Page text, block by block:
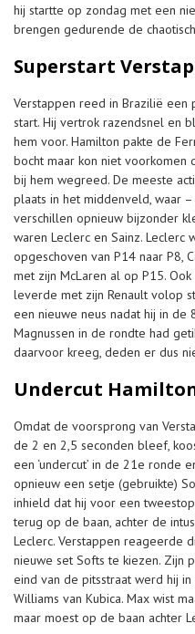
hij startte op zondag met een
brengen gedurende de
Superstart
Verstappen reed in Brazilië
start. Hij vertrok razendsnel en
hem voor. Hamilton pakte de
bocht maar kon niet voorkomen
bij hem wegreed. De meeste
plaats in het middenveld, waar
verschillen opnieuw bijzonder
waren Leclerc en Sainz. Leclerc
opgeschoven van P14 naar P8,
met zijn McLaren al op P15.
leverde met zijn Renault volop
een nieuwe neus nadat hij in de
Magnussen in de rondte had
daarvoor kreeg, deden er dus
Undercut
Omdat de voorsprong van
de 2 en 2,5 seconden bleef,
een ‘undercut’ in de 21e ronde
opnieuw een setje (gebruikte)
inhield dat hij voor een
terug op de baan, achter de
Leclerc. Verstappen reageerde
nieuwe set Softs te kiezen. Zijn
eind van de pitsstraat werd hij
Williams van Kubica. Max wist
maar moest op de baan achter